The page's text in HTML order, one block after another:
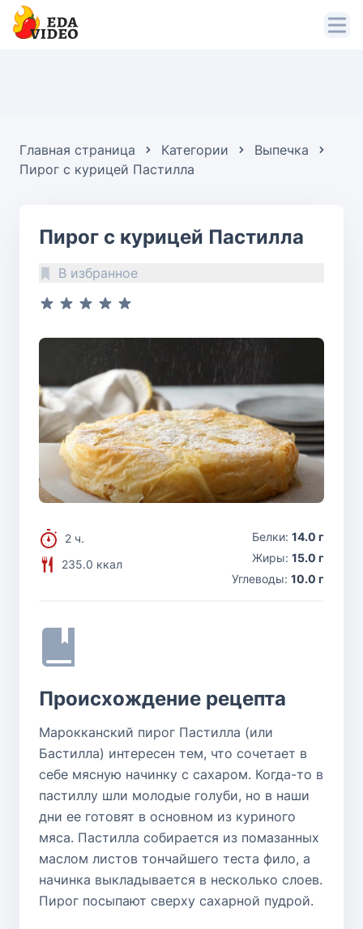
Главная страница Категории
Выпечка
Пирог с курицей Пастилла
Пирог с курицей Пастилла
В избранное
2 ч.
235.0 ккал
Белки: 14.0 г
Жиры: 15.0 г
Углеводы: 10.0 г
Происхождение рецепта
Марокканский пирог Пастилла (или
Бастилла) интересен тем, что сочетает в
себе мясную начинку с сахаром. Когда-то в
пастиллу шли молодые голуби, но в наши
дни ее готовят в основном из куриного
мяса. Пастилла собирается из помазанных
маслом листов тончайшего теста фило, а
начинка выкладывается в несколько слоев.
Пирог посыпают сверху сахарной пудрой.